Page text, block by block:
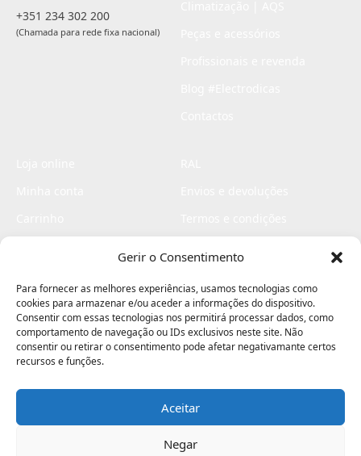
Gerir o Consentimento
Para fornecer as melhores experiências, usamos tecnologias como
cookies para armazenar e/ou aceder a informações do dispositivo.
Consentir com essas tecnologias nos permitirá processar dados, como
comportamento de navegação ou IDs exclusivos neste site. Não
consentir ou retirar o consentimento pode afetar negativamante certos
recursos e funções.
Aceitar
Negar
+351 234 302 200
(Chamada para rede fixa nacional)
Livro de elogios
Electromaquinas ©2026
contágio - agência criativa